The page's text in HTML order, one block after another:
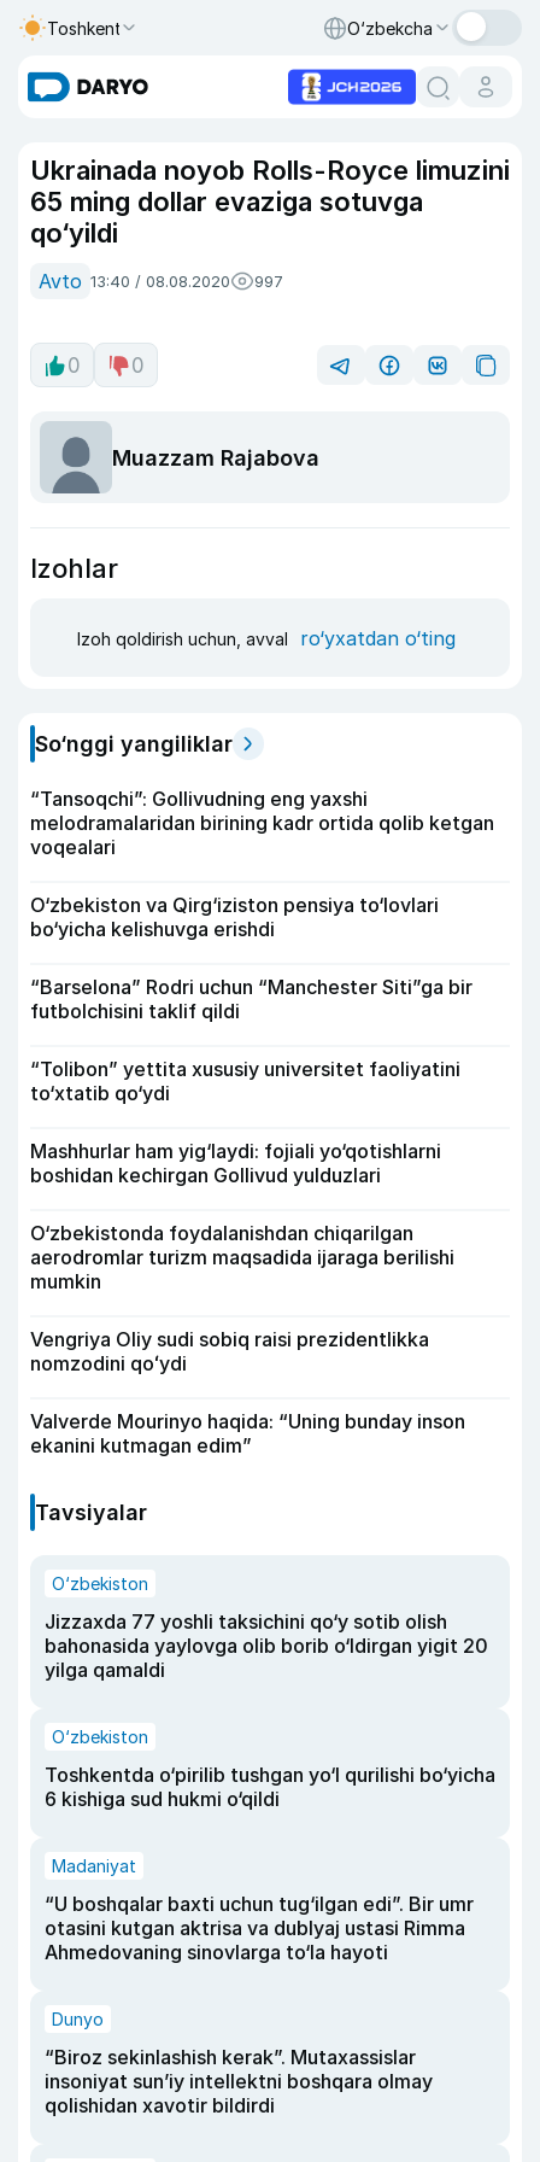
Toshkent O‘zbekcha
Ukrainada noyob Rolls-Royce limuzini
65 ming dollar evaziga sotuvga
qo‘yildi
Avto 13:40 / 08.08.2020 997
0 0
Muazzam Rajabova
Izohlar
Izoh qoldirish uchun, avval ro‘yxatdan o‘ting
So‘nggi yangiliklar
“Tansoqchi”: Gollivudning eng yaxshi
melodramalaridan birining kadr ortida qolib ketgan
voqealari
O‘zbekiston va Qirg‘iziston pensiya to‘lovlari
bo‘yicha kelishuvga erishdi
“Barselona” Rodri uchun “Manchester Siti”ga bir
futbolchisini taklif qildi
“Tolibon” yettita xususiy universitet faoliyatini
to‘xtatib qo‘ydi
Mashhurlar ham yig‘laydi: fojiali yo‘qotishlarni
boshidan kechirgan Gollivud yulduzlari
O‘zbekistonda foydalanishdan chiqarilgan
aerodromlar turizm maqsadida ijaraga berilishi
mumkin
Vengriya Oliy sudi sobiq raisi prezidentlikka
nomzodini qoʻydi
Valverde Mourinyo haqida: “Uning bunday inson
ekanini kutmagan edim”
Tavsiyalar
O‘zbekiston
Jizzaxda 77 yoshli taksichini qo‘y sotib olish
bahonasida yaylovga olib borib o‘ldirgan yigit 20
yilga qamaldi
O‘zbekiston
Toshkentda o‘pirilib tushgan yo‘l qurilishi bo‘yicha
6 kishiga sud hukmi o‘qildi
Madaniyat
“U boshqalar baxti uchun tug‘ilgan edi”. Bir umr
otasini kutgan aktrisa va dublyaj ustasi Rimma
Ahmedovaning sinovlarga to‘la hayoti
Dunyo
“Biroz sekinlashish kerak”. Mutaxassislar
insoniyat sun’iy intellektni boshqara olmay
qolishidan xavotir bildirdi